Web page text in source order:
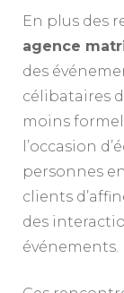
En plus des
agence
des
célibataires
moins
l’occasion
personnes
clients
des
événements.